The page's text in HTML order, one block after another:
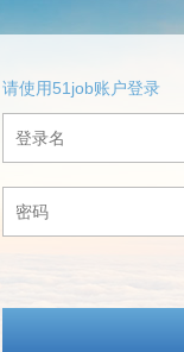
请使用51job账户登录